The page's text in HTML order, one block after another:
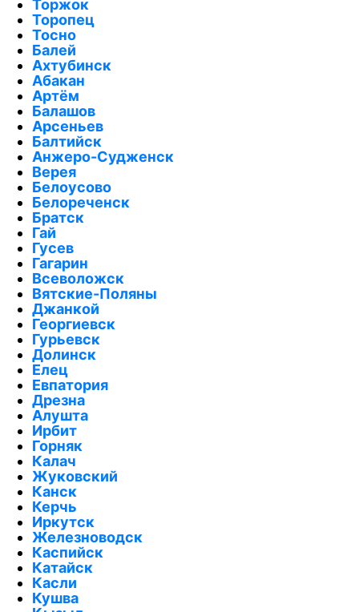
Торжок
Торопец
Тосно
Балей
Ахтубинск
Абакан
Артём
Балашов
Арсеньев
Балтийск
Анжеро-Судженск
Верея
Белоусово
Белореченск
Братск
Гай
Гусев
Гагарин
Всеволожск
Вятские-Поляны
Джанкой
Георгиевск
Гурьевск
Долинск
Елец
Евпатория
Дрезна
Алушта
Ирбит
Горняк
Калач
Жуковский
Канск
Керчь
Иркутск
Железноводск
Каспийск
Катайск
Касли
Кушва